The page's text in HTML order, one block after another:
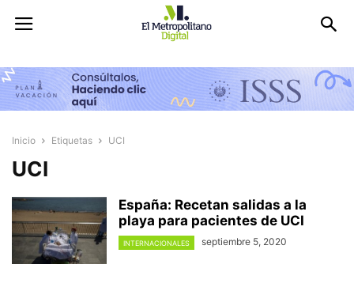
Inicio Etiquetas UCI
UCI
España: Recetan salidas a la
playa para pacientes de UCI
INTERNACIONALES septiembre 5, 2020